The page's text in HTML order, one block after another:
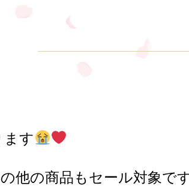
す
他の商品もセール対象で